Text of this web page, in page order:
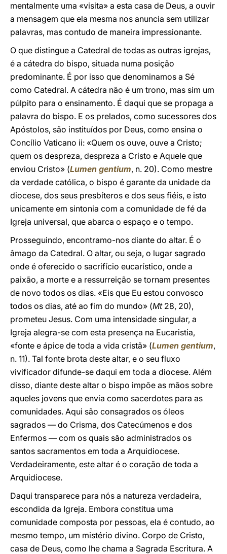
mentalmente uma «visita» a esta casa de Deus, a ouvir
a mensagem que ela mesma nos anuncia sem utilizar
palavras, mas contudo de maneira impressionante.
O que distingue a Catedral de todas as outras igrejas,
é a cátedra do bispo, situada numa posição
predominante. É por isso que denominamos a Sé
como Catedral. A cátedra não é um trono, mas sim um
púlpito para o ensinamento. É daqui que se propaga a
palavra do bispo. E os prelados, como sucessores dos
Apóstolos, são instituídos por Deus, como ensina o
Concílio Vaticano ii: «Quem os ouve, ouve a Cristo;
quem os despreza, despreza a Cristo e Aquele que
enviou Cristo» (Lumen gentium, n. 20). Como mestre
da verdade católica, o bispo é garante da unidade da
diocese, dos seus presbíteros e dos seus fiéis, e isto
unicamente em sintonia com a comunidade de fé da
Igreja universal, que abarca o espaço e o tempo.
Prosseguindo, encontramo-nos diante do altar. É o
âmago da Catedral. O altar, ou seja, o lugar sagrado
onde é oferecido o sacrifício eucarístico, onde a
paixão, a morte e a ressurreição se tornam presentes
de novo todos os dias. «Eis que Eu estou convosco
todos os dias, até ao fim do mundo» (Mt28, 20),
prometeu Jesus. Com uma intensidade singular, a
Igreja alegra-se com esta presença na Eucaristia,
«fonte e ápice de toda a vida cristã» (Lumen gentium,
n. 11). Tal fonte brota deste altar, e o seu fluxo
vivificador difunde-se daqui em toda a diocese. Além
disso, diante deste altar o bispo impõe as mãos sobre
aqueles jovens que envia como sacerdotes para as
comunidades. Aqui são consagrados os óleos
sagrados — do Crisma, dos Catecúmenos e dos
Enfermos — com os quais são administrados os
santos sacramentos em toda a Arquidiocese.
Verdadeiramente, este altar é o coração de toda a
Arquidiocese.
Daqui transparece para nós a natureza verdadeira,
escondida da Igreja. Embora constitua uma
comunidade composta por pessoas, ela é contudo, ao
mesmo tempo, um mistério divino. Corpo de Cristo,
casa de Deus, como lhe chama a Sagrada Escritura. A